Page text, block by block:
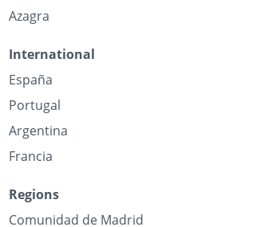
Azagra
International
España
Portugal
Argentina
Francia
Regions
Comunidad de Madrid